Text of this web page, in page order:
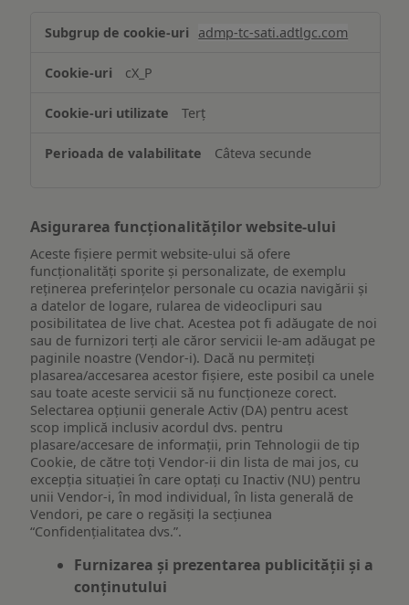
și/sau
informațiilor
pe
dispozitiv
admp-tc-sati.adtlgc.com
cX_P
Terț
Câteva secunde
Asigurarea funcționalităților website-ului
Aceste fișiere permit website-ului să ofere
funcționalități sporite și personalizate, de exemplu
reţinerea preferinţelor personale cu ocazia navigării și
a datelor de logare, rularea de videoclipuri sau
posibilitatea de live chat. Acestea pot fi adăugate de noi
sau de furnizori terți ale căror servicii le-am adăugat pe
paginile noastre (Vendor-i). Dacă nu permiteți
plasarea/accesarea acestor fișiere, este posibil ca unele
sau toate aceste servicii să nu funcționeze corect.
Selectarea opțiunii generale Activ (DA) pentru acest
scop implică inclusiv acordul dvs. pentru
plasare/accesare de informații, prin Tehnologii de tip
Cookie, de către toți Vendor-ii din lista de mai jos, cu
excepția situației în care optați cu Inactiv (NU) pentru
unii Vendor-i, în mod individual, în lista generală de
Vendori, pe care o regăsiți la secțiunea
“Confidențialitatea dvs.”.
Furnizarea și prezentarea publicității și a
conținutului